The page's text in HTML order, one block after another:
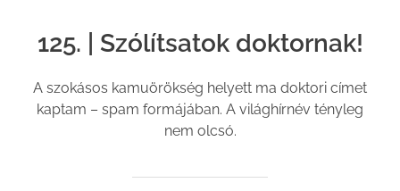
125. | Szólítsatok doktornak!
A szokásos kamuörökség helyett ma doktori címet
kaptam – spam formájában. A világhírnév tényleg
nem olcsó.